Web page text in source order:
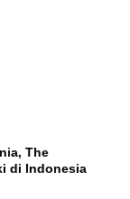
The
di Indonesia